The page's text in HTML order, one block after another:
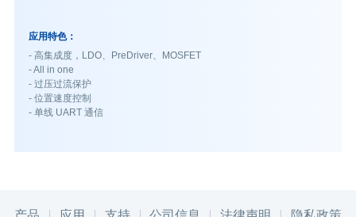
应用特色：
- 高集成度，LDO、PreDriver、MOSFET
- All in one
- 过压过流保护
- 位置速度控制
- 单线 UART 通信